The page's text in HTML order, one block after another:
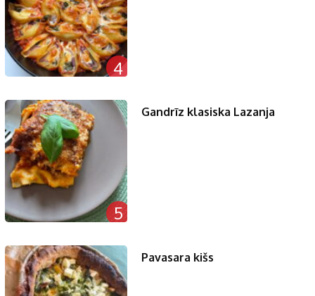
4
5
Gandrīz klasiska Lazanja
Pavasara kišs